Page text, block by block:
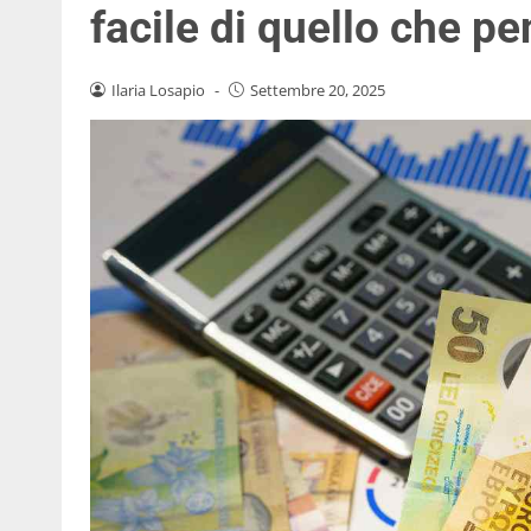
facile di quello che
Ilaria Losapio - Settembre 20, 2025